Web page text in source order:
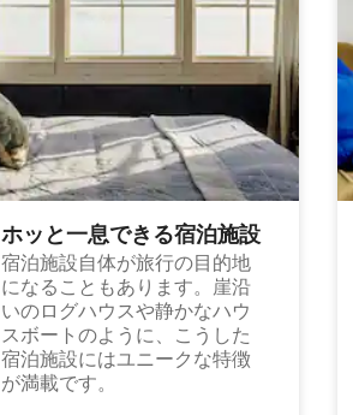
ホッと一⁠息⁠で⁠き⁠る宿⁠泊施⁠設
宿泊施設自体が旅行の目的地
になることもあります。崖沿
いのログハウスや静かなハウ
スボートのように、こうした
宿泊施設にはユニークな特徴
が満載です。